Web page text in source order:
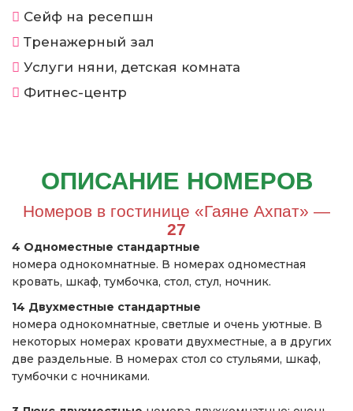
Сейф на ресепшн
Тренажерный зал
Услуги няни, детская комната
Фитнес-центр
ОПИСАНИЕ НОМЕРОВ
Номеров в гостинице «Гаяне Ахпат» —
27
4 Одноместные стандартные
номера однокомнатные. В номерах одноместная
кровать, шкаф, тумбочка, стол, стул, ночник.
14 Двухместные стандартные
номера однокомнатные, светлые и очень уютные. В
некоторых номерах кровати двухместные, а в других
две раздельные. В номерах стол со стульями, шкаф,
тумбочки с ночниками.